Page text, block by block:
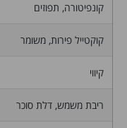
קונפיטורה, תפוזים
קוקטייל פירות, משומר
קיווי
ריבת משמש, דלת סוכר